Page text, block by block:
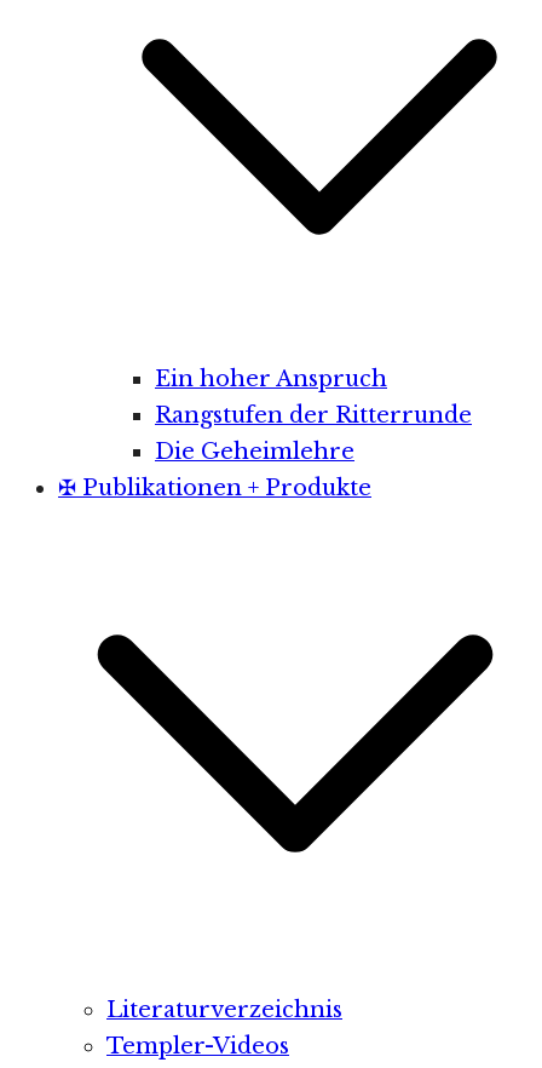
Ein hoher Anspruch
Rangstufen der Ritterrunde
Die Geheimlehre
✠ Publikationen + Produkte
Literaturverzeichnis
Templer-Videos